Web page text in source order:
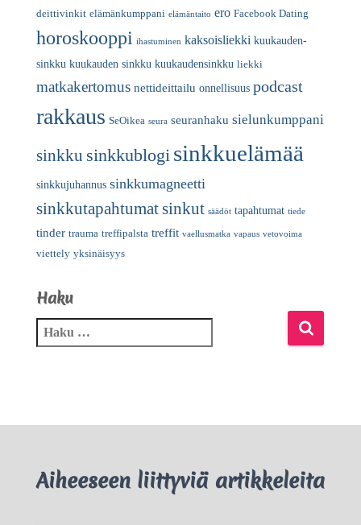
deittivinkit elämänkumppani elämäntaito ero Facebook Dating
horoskooppi ihastuminen kaksoisliekki kuukauden-
sinkku kuukauden sinkku kuukaudensinkku liekki
matkakertomus nettideittailu onnellisuus podcast
rakkaus SeOikea seura seuranhaku sielunkumppani
sinkku sinkkublogi sinkkuelämää
sinkkujuhannus sinkkumagneetti
sinkkutapahtumatsinkut säädöt tapahtumat tiede
tinder trauma treffipalsta treffit vaellusmatka vapaus vetovoima
viettely yksinäisyys
Haku
Aiheeseen liittyviä artikkeleita